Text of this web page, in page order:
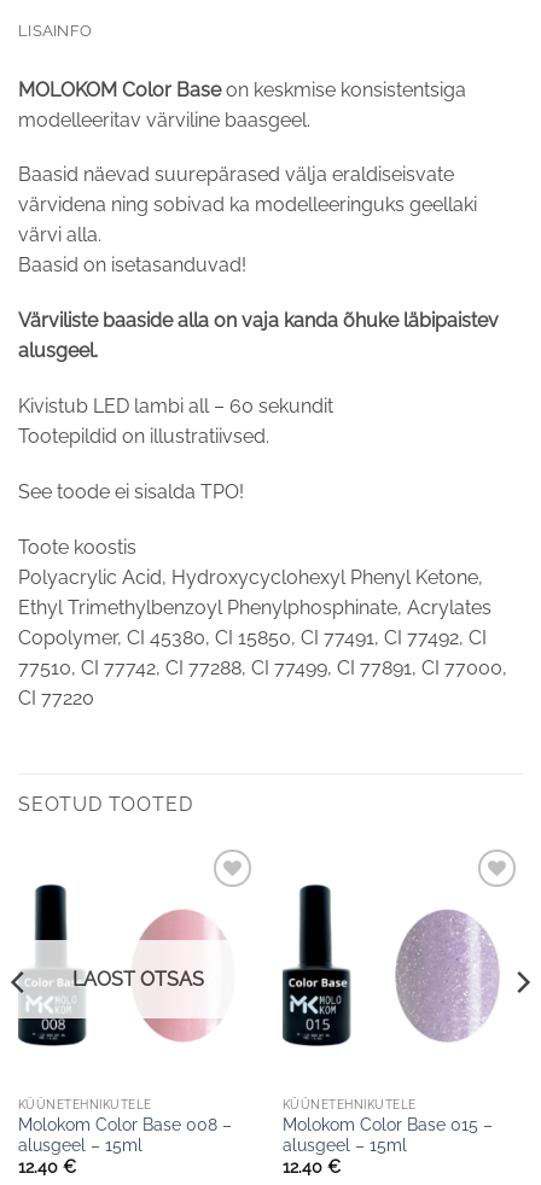
LISAINFO
MOLOKOM Color Baseon keskmise konsistentsiga
modelleeritav värviline baasgeel.
Baasid näevad suurepärased välja eraldiseisvate
värvidena ning sobivad ka modelleeringuks geellaki
värvi alla.
Baasid on isetasanduvad!
Värviliste baaside alla on vaja kanda õhuke läbipaistev
alusgeel.
Kivistub LED lambi all – 60 sekundit
Tootepildid on illustratiivsed.
See toode ei sisalda TPO!
Toote koostis
Polyacrylic Acid, Hydroxycyclohexyl Phenyl Ketone,
Ethyl Trimethylbenzoyl Phenylphosphinate, Acrylates
Copolymer, CI 45380, CI 15850, CI 77491, CI 77492, CI
77510, CI 77742, CI 77288, CI 77499, CI 77891, CI 77000,
CI 77220
SEOTUD TOOTED
soovinimekirja
LAOST OTSAS
KÜÜNETEHNIKUTELE
Molokom Color Base 008 –
alusgeel – 15ml
12.40 €
soovinimekirja
KÜÜNETEHNIKUTELE
Molokom Color Base 015 –
alusgeel – 15ml
12.40 €